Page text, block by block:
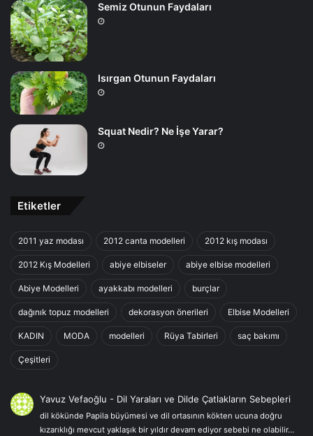
Semiz Otunun Faydaları
Isırgan Otunun Faydaları
Squat Nedir? Ne İşe Yarar?
Etiketler
2011 yaz modası 2012 canta modelleri 2012 kış modası
2012 Kış Modelleri abiye elbiseler abiye elbise modelleri
Abiye Modelleri ayakkabı modelleri burçlar
dağınık topuz modelleri dekorasyon önerileri Elbise Modelleri
KADIN MODA modelleri Rüya Tabirleri saç bakımı
Çeşitleri
Yavuz Vefaoğlu - Dil Yaraları ve Dilde Çatlakların Sebepleri
dil kökünde Papila büyümesi ve dil ortasının kökten ucuna doğru
kızarıklığı mevcut yaklaşık bir yıldır devam ediyor sebebi ne olabilir…